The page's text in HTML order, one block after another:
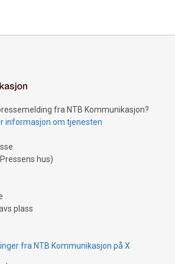
fra NTB Kommunikasjon?
informasjon om tjenesten
hus)
plass
fra NTB Kommunikasjon på X